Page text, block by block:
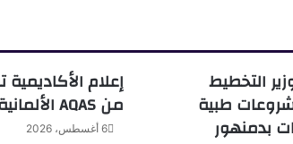
إعلام
من AQAS الألمانية
6 أغسطس، 2026
وزير التخطيط
طبية
بدمنهور